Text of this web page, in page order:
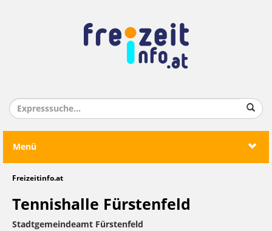
Menü
Freizeitinfo.at
Tennishalle Fürstenfeld
Stadtgemeindeamt Fürstenfeld